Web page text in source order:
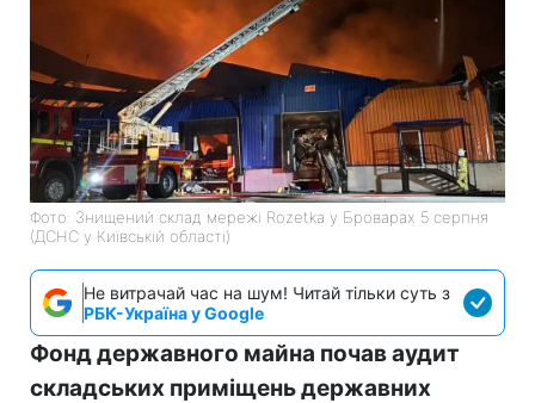
Фото: Знищений склад мережі Rozetka у Броварах 5 серпня
(ДСНС у Київській області)
Не витрачай час на шум! Читай тільки суть з
РБК-Україна у Google
Фонд державного майна почав аудит
складських приміщень державних